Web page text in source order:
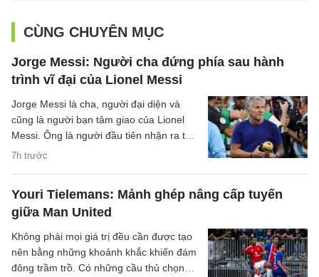
CÙNG CHUYÊN MỤC
Jorge Messi: Người cha đứng phía sau hành
trình vĩ đại của Lionel Messi
7h trước
Jorge Messi là cha, người đại diện và
cũng là người bạn tâm giao của Lionel
Messi. Ông là người đầu tiên nhận ra tài
năng đặc biệt của con trai mình.
Youri Tielemans: Mảnh ghép nâng cấp tuyến
giữa Man United
Không phải mọi giá trị đều cần được tạo
nên bằng những khoảnh khắc khiến đám
đông trầm trồ. Có những cầu thủ chọn